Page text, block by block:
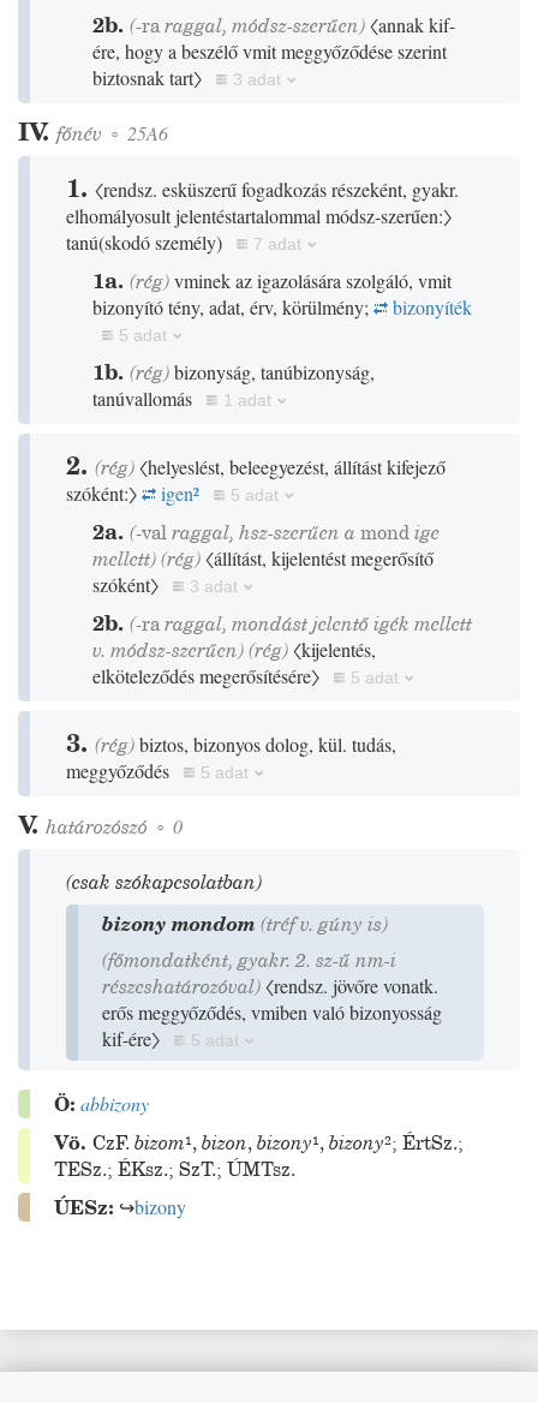
2b. (-raraggal, módsz-szerűen)〈annak kif-
ére, hogy a beszélő vmit meggyőződése szerint
biztosnak tart〉
3 adat
IV. főnév ◦ 25A6
1. 〈rendsz. esküszerű fogadkozás részeként, gyakr.
elhomályosult jelentéstartalommal módsz-szerűen:〉
tanú(skodó személy) 7 adat
1a. (rég)vminek az igazolására szolgáló, vmit
bizonyító tény, adat, érv, körülmény;
bizonyíték
5 adat
1b. (rég)bizonyság, tanúbizonyság,
tanúvallomás
1 adat
2. (rég)〈helyeslést, beleegyezést, állítást kifejező
szóként:〉
igen² 5 adat
2a. (-valraggal, hsz-szerűen a mondige
mellett)(rég)〈állítást, kijelentést megerősítő
szóként〉
3 adat
2b. (-raraggal, mondást jelentő igék mellett
v. módsz-szerűen)(rég)〈kijelentés,
elköteleződés megerősítésére〉
5 adat
3. (rég)biztos, bizonyos dolog, kül. tudás,
meggyőződés
5 adat
V. határozószó ◦ 0
(csak szókapcsolatban)
bizony mondom (tréfv. gúny is)
(főmondatként, gyakr. 2. sz-ű nm-i
részeshatározóval)〈rendsz. jövőre vonatk.
erős meggyőződés, vmiben való bizonyosság
kif-ére〉
5 adat
Ö: abbizony
Vö. CzF. bizom¹,bizon,bizony¹,bizony²; ÉrtSz.;
TESz.; ÉKsz.; SzT.; ÚMTsz.
ÚESz: ↪bizony